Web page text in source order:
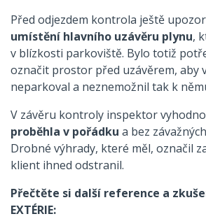
Před odjezdem kontrola ještě
umístění hlavního uzávěru plynu,
v blízkosti parkoviště. Bylo totiž
označit prostor před uzávěrem, aby
neparkoval a neznemožnil tak k
V závěru kontroly inspektor
proběhla v pořádku a bez
Drobné výhrady, které měl, označil
klient ihned odstranil.
Přečtěte si další reference a
EXTÉRIE: